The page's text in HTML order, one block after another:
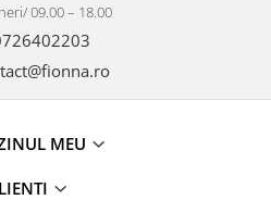
09.00 – 18.00
MEU